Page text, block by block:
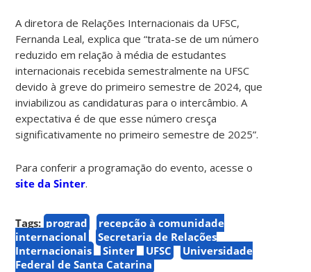
A diretora de Relações Internacionais da UFSC,
Fernanda Leal, explica que “trata-se de um número
reduzido em relação à média de estudantes
internacionais recebida semestralmente na UFSC
devido à greve do primeiro semestre de 2024, que
inviabilizou as candidaturas para o intercâmbio. A
expectativa é de que esse número cresça
significativamente no primeiro semestre de 2025”.
Para conferir a programação do evento, acesse o
site da Sinter.
Tags: prograd
recepção à comunidade
internacional
Secretaria de Relações
Internacionais
Sinter UFSC
Universidade
Federal de Santa Catarina